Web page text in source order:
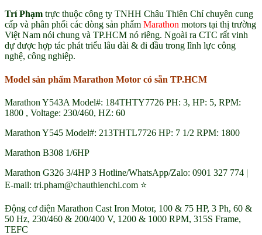
Trí Phạm trực thuộc công ty TNHH Châu Thiên Chí chuyên cung
cấp và phân phối các dòng sản phẩm Marathon motors tại thị trường
Việt Nam nói chung và TP.HCM nó riêng. Ngoài ra CTC rất vinh
dự được hợp tác phát triểu lâu dài & đi đầu trong lĩnh lực công
nghệ, công nghiệp.
Model sản phẩm Marathon Motor có sẵn TP.HCM
Marathon Y543A Model#: 184THTY7726 PH: 3, HP: 5, RPM:
1800 , Voltage: 230/460, HZ: 60
Marathon Y545 Model#: 213THTL7726 HP: 7 1/2 RPM: 1800
Marathon B308 1/6HP
Marathon G326 3/4HP 3 Hotline/WhatsApp/Zalo: 0901 327 774 |
E-mail: tri.pham@chauthienchi.com ⭐
Động cơ điện Marathon Cast Iron Motor, 100 & 75 HP, 3 Ph, 60 &
50 Hz, 230/460 & 200/400 V, 1200 & 1000 RPM, 315S Frame,
TEFC